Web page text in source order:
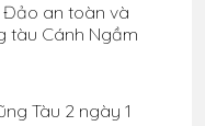
Đảo an toàn và
tàu Cánh Ngầm
Tàu 2 ngày 1